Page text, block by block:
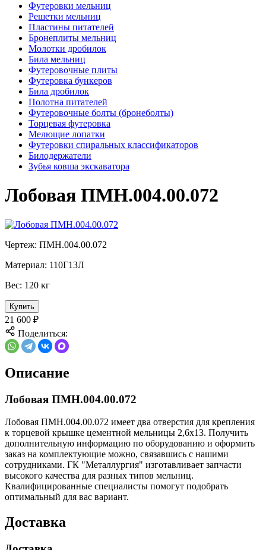
Футеровки мельниц
Решетки мельниц
Пластины питателей
Бронеплиты мельниц
Молотки дробилок
Била мельниц
Футеровочные плиты
Футеровка бункеров
Била дробилок
Полотна питателей
Футеровочные болты (бронеболты)
Торцевая футеровка
Мелющие лопатки
Футеровки спиральных классификаторов
Билодержатели
Зубья ковша экскаватора
Лобовая ПМН.004.00.072
Чертеж: ПМН.004.00.072
Материал: 110Г13Л
Вес: 120 кг
Купить
21 600 ₽
Поделиться:
Описание
Лобовая ПМН.004.00.072
Лобовая ПМН.004.00.072 имеет два отверстия для крепления
к торцевой крышке цементной мельницы 2,6х13. Получить
дополнительную информацию по оборудованию и оформить
заказ на комплектующие можно, связавшись с нашими
сотрудниками. ГК "Металлургия" изготавливает запчасти
высокого качества для разных типов мельниц.
Квалифицированные специалисты помогут подобрать
оптимальный для вас вариант.
Доставка